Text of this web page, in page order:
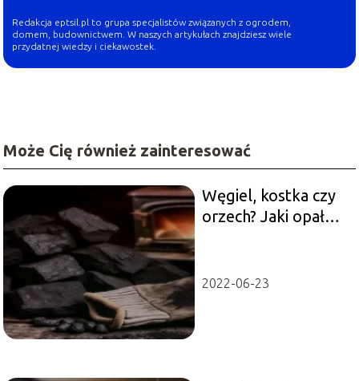
Redakcja eptsil.pl to grupa specjalistów związanych z ogrodem,
domem, budownictwem. W naszych artykułach znajdziesz wiele
przydatnej wiedzy i ciekawostek.
Może Cię również zainteresować
Węgiel, kostka czy
orzech? Jaki opał
2022-06-23